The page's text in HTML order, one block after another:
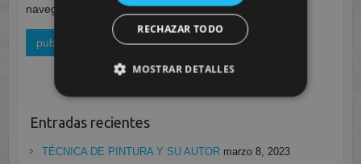
navegador para la próxima vez que comente.
Entradas recientes
TÉCNICA DE PINTURA Y SU AUTOR marzo 8, 2023
RECHAZAR TODO
MOSTRAR DETALLES